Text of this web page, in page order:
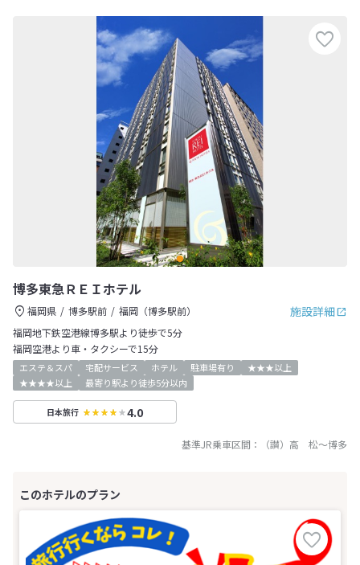
博多東急ＲＥＩホテル
施設詳細
福岡県 博多駅前
福岡（博多駅前）
福岡地下鉄空港線博多駅より徒歩で5分
福岡空港より車・タクシーで15分
エステ＆スパ 宅配サービス ホテル 駐車場有り
★★★以上
★★★★以上
最寄り駅より徒歩5分以内
日本旅行 4.0
基準JR乗車区間： （讃）高 松～博多